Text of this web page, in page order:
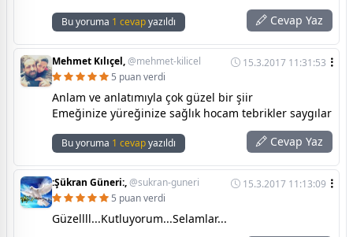
Bu yoruma 1 cevapyazıldı Cevap Yaz
Mehmet Kılıçel,@mehmet-kilicel
15.3.2017 11:31:53
5 puan verdi
Anlam ve anlatımıyla çok güzel bir şiir
Emeğinize yüreğinize sağlık hocam tebrikler saygılar
Bu yoruma 1 cevapyazıldı Cevap Yaz
:Şükran Güneri:,@sukran-guneri
15.3.2017 11:13:09
5 puan verdi
Güzellll...Kutluyorum...Selamlar...